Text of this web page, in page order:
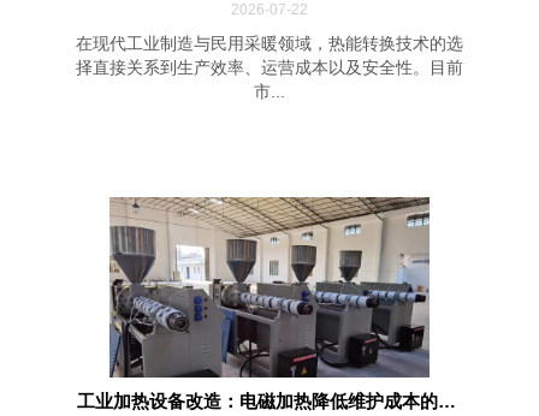
2026-07-22
在现代工业制造与民用采暖领域，热能转换技术的选
择直接关系到生产效率、运营成本以及安全性。目前
市...
工业加热设备改造：电磁加热降低维护成本的四...